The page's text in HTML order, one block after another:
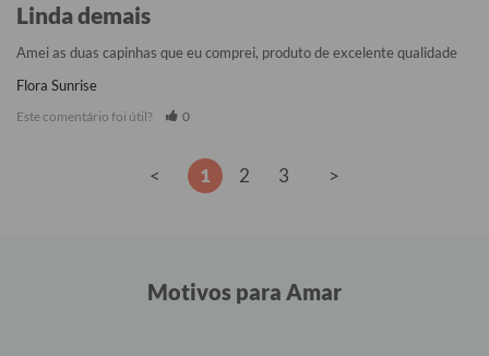
Linda demais
Amei as duas capinhas que eu comprei, produto de excelente qualidade
Flora Sunrise
Este comentário foi útil? 0
< 1 2 3 >
Motivos para Amar